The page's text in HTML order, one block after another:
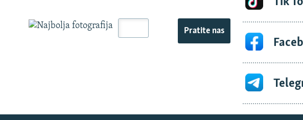
Pratite nas